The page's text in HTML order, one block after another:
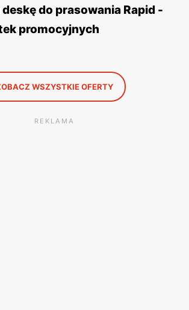
do prasowania Rapid -
promocyjnych
WSZYSTKIE OFERTY
REKLAMA